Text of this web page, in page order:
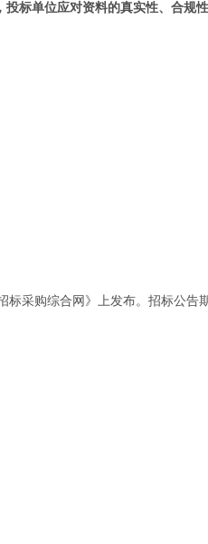
标单位应对资料的真实性、合规性
标采购综合网 》 上发布。招标公告